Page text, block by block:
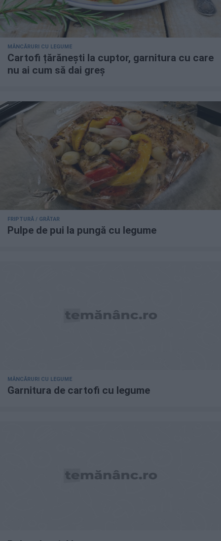
MÂNCĂRURI CU LEGUME
Cartofi țărănești la cuptor, garnitura cu care
nu ai cum să dai greș
FRIPTURĂ / GRĂTAR
Pulpe de pui la pungă cu legume
MÂNCĂRURI CU LEGUME
Garnitura de cartofi cu legume